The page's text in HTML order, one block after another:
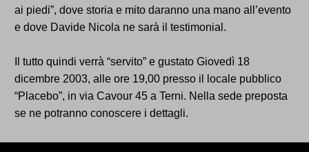
ai piedi”, dove storia e mito daranno una mano all’evento
e dove Davide Nicola ne sarà il testimonial.
Il tutto quindi verrà “servito” e gustato Giovedì 18
dicembre 2003, alle ore 19,00 presso il locale pubblico
“Placebo”, in via Cavour 45 a Terni. Nella sede preposta
se ne potranno conoscere i dettagli.